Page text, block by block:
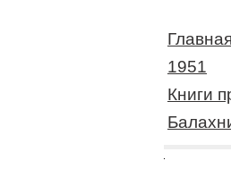
Главная
1951
Книги